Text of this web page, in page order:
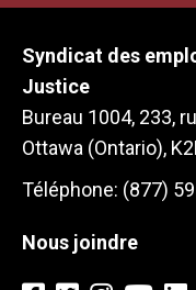
Syndicat des
Justice
Bureau 1004, 233,
Ottawa (Ontario),
Téléphone: (877)
Nous joindre